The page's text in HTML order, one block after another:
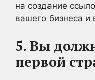
на создание
вашего бизнеса
5. Вы
первой